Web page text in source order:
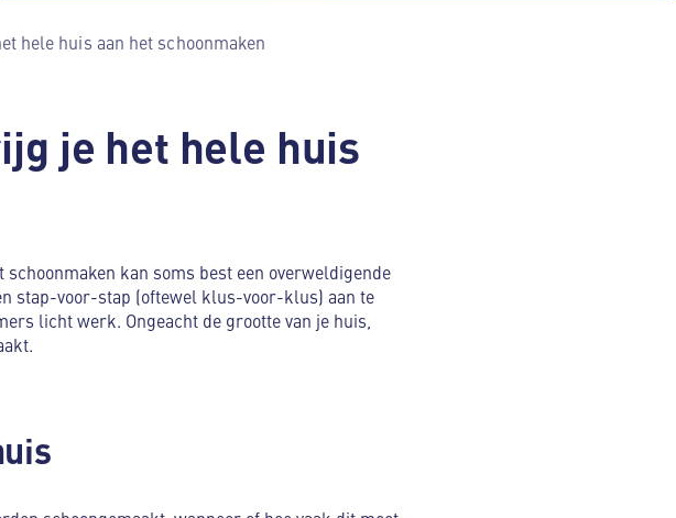
hele huis aan het schoonmaken
je het hele huis
kan soms best een overweldigende
stap-voor-stap (oftewel klus-voor-klus) aan te
licht werk. Ongeacht de grootte van je huis,